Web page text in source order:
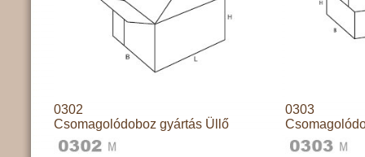
0302
Csomagolódoboz gyártás Üllő
0303